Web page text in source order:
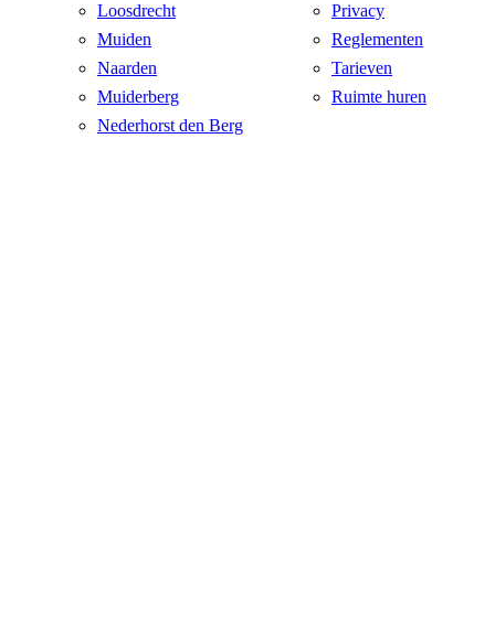
Loosdrecht
Muiden
Naarden
Muiderberg
Nederhorst den Berg
Privacy
Reglementen
Tarieven
Ruimte huren